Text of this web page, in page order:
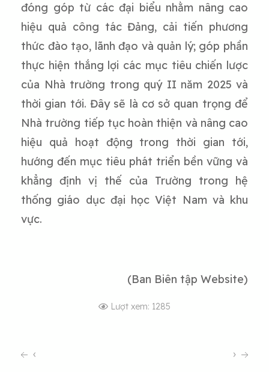
đóng góp từ các đại biểu nhằm nâng cao
hiệu quả công tác Đảng, cải tiến phương
thức đào tạo, lãnh đạo và quản lý; góp phần
thực hiện thắng lợi các mục tiêu chiến lược
của Nhà trường trong quý II năm 2025 và
thời gian tới. Đây sẽ là cơ sở quan trọng để
Nhà trường tiếp tục hoàn thiện và nâng cao
hiệu quả hoạt động trong thời gian tới,
hướng đến mục tiêu phát triển bền vững và
khẳng định vị thế của Trường trong hệ
thống giáo dục đại học Việt Nam và khu
vực.
(Ban Biên tập Website)
Lượt xem: 1285
‹ ›